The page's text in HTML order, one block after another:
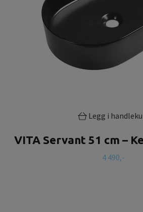
Legg i
VITA Servant 51 cm –
4 490,-